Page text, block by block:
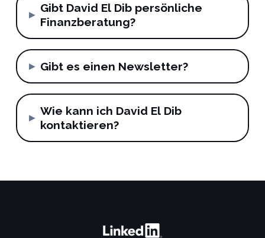
▸
Gibt David El Dib persönliche
Finanzberatung?
▸ Gibt es einen Newsletter?
▸
Wie kann ich David El Dib
kontaktieren?